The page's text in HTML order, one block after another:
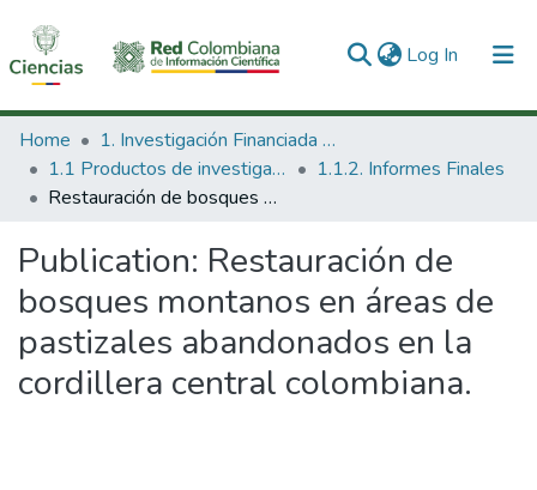
Log In (current)
Communities & Collections
All of DSpace
Home
1. Investigación Financiada con Recursos Públicos
1.1 Productos de investigación
1.1.2. Informes Finales
Restauración de bosques montanos en áreas de pastizales abandonados en la cordillera central colombiana.
Publication: Restauración de
bosques montanos en áreas de
pastizales abandonados en la
cordillera central colombiana.